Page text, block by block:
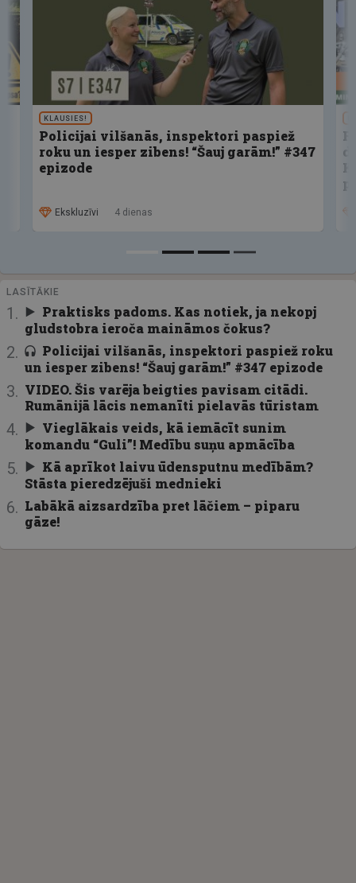
KLAUSIES!
Policijai vilšanās, inspektori paspiež
roku un iesper zibens! “Šauj garām!” #347
epizode
Ekskluzīvi 4 dienas
LASĪTĀKIE
Praktisks padoms. Kas notiek, ja nekopj
gludstobra ieroča maināmos čokus?
Policijai vilšanās, inspektori paspiež roku
un iesper zibens! “Šauj garām!” #347 epizode
VIDEO. Šis varēja beigties pavisam citādi.
Rumānijā lācis nemanīti pielavās tūristam
Vieglākais veids, kā iemācīt sunim
komandu “Guli”! Medību suņu apmācība
Kā aprīkot laivu ūdensputnu medībām?
Stāsta pieredzējuši mednieki
Labākā aizsardzība pret lāčiem – piparu
gāze!